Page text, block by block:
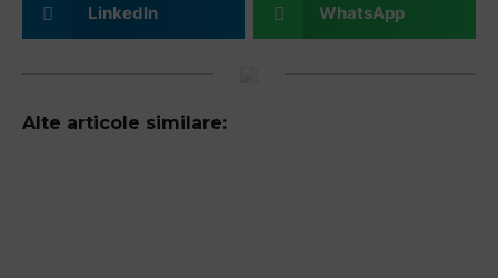
LinkedIn WhatsApp
Alte articole similare: